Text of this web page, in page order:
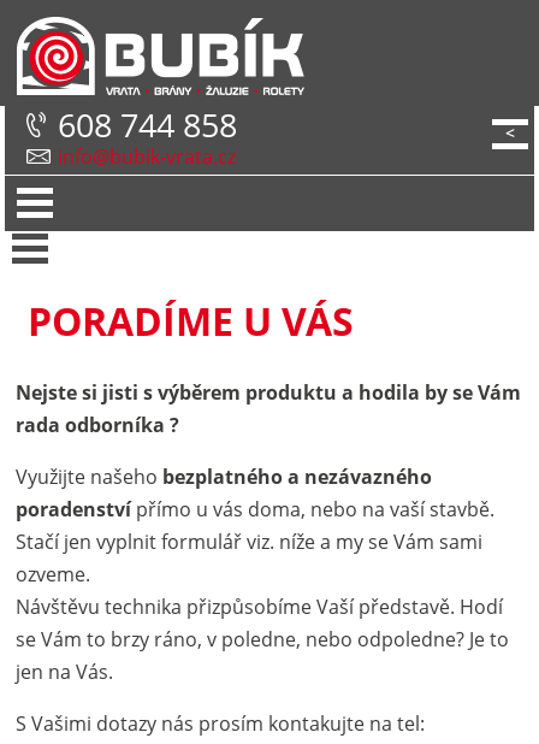
608 744 858
info@bubik-vrata.cz
<
PORADÍME U VÁS
Nejste si jisti s výběrem produktu a hodila by se Vám
rada odborníka ?
Využijte našeho bezplatného a nezávazného
poradenstvípřímo u vás doma, nebo na vaší stavbě.
Stačí jen vyplnit formulář viz. níže a my se Vám sami
ozveme.
Návštěvu technika přizpůsobíme Vaší představě. Hodí
se Vám to brzy ráno, v poledne, nebo odpoledne? Je to
jen na Vás.
S Vašimi dotazy nás prosím kontakujte na tel: